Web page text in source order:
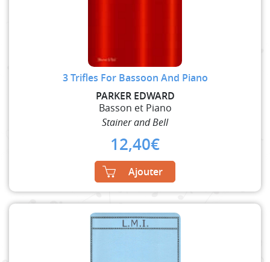
3 Trifles For Bassoon And Piano
PARKER EDWARD
Basson et Piano
Stainer and Bell
12,40€
Ajouter